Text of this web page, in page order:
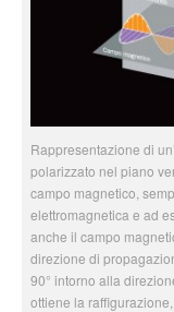
Rappresentazione di
polarizzato nel piano
campo magnetico,
elettromagnetica e ad
anche il campo
direzione di
90° intorno alla
ottiene la